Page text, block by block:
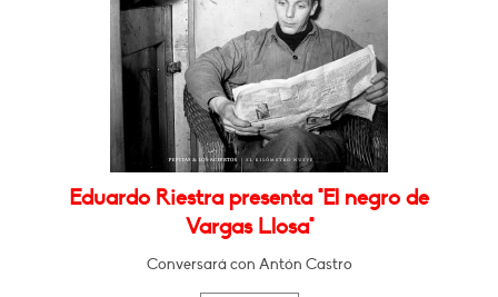
Eduardo Riestra presenta "El negro de
Vargas Llosa"
Conversará con Antón Castro